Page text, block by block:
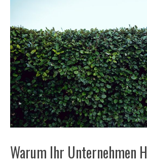
Warum Ihr Unternehmen